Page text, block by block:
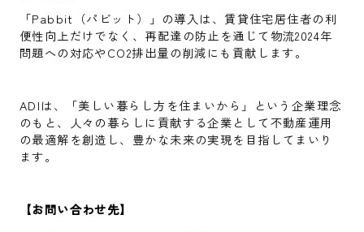
「Pabbit（パビット）」の導入は、賃貸住宅居住者の利
便性向上だけでなく、再配達の防止を通じて物流2024年
問題への対応やCO2排出量の削減にも貢献します。
ADIは、「美しい暮らし方を住まいから」という企業理念
のもと、人々の暮らしに貢献する企業として不動産運用
の最適解を創造し、豊かな未来の実現を目指してまいり
ます。
【お問い合わせ先】